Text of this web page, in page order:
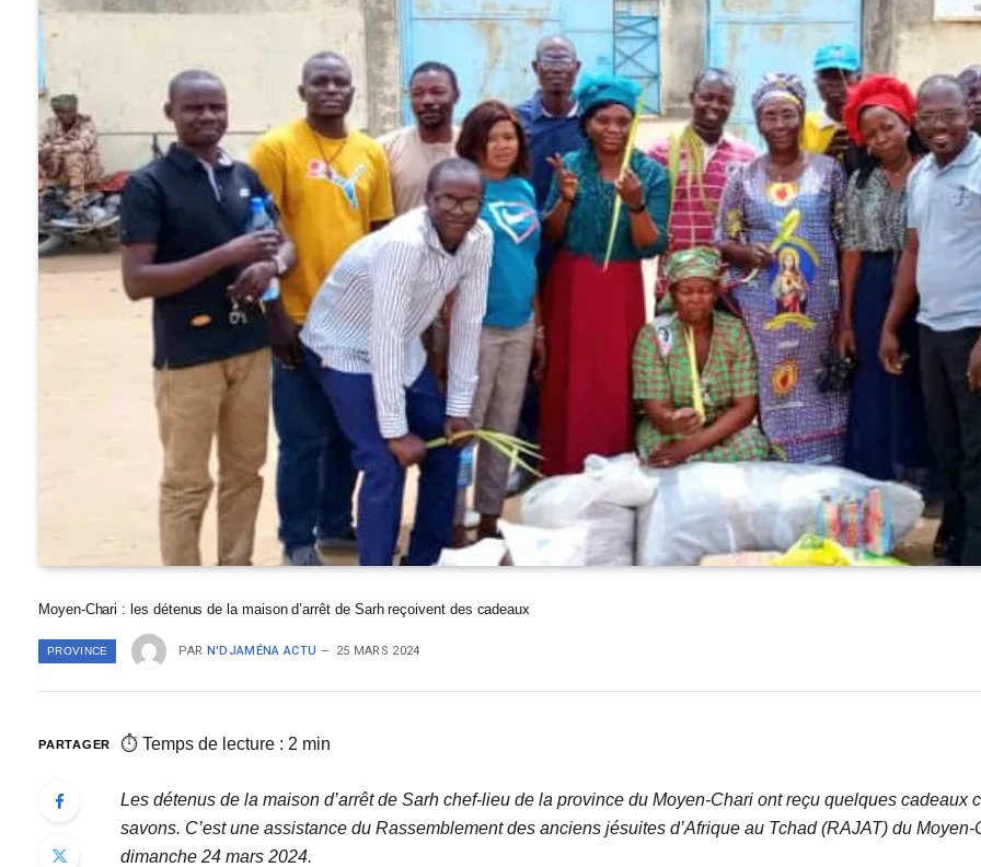
Moyen-Chari : les détenus de la maison d’arrêt de Sarh reçoivent des cadeaux
PROVINCE PAR N'DJAMÉNA ACTU 25 MARS 2024
PARTAGER ⏱ Temps de lecture : 2 min
Les détenus de la maison d’arrêt de Sarh chef-lieu de la province du Moyen-Chari ont reçu quelques cadeaux
savons. C’est une assistance du Rassemblement des anciens jésuites d’Afrique au Tchad (RAJAT) du
dimanche 24 mars 2024.